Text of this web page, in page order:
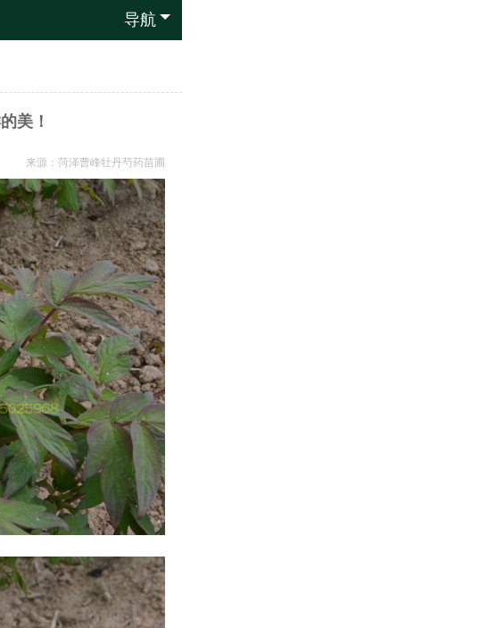
导航
美！
来源：菏泽曹峰牡丹芍药苗圃